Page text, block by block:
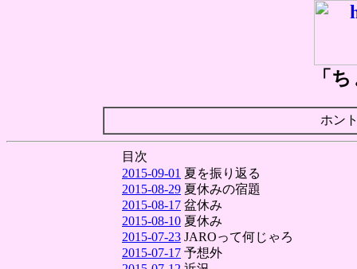
「
ホン
目次
2015-09-01 夏を振り返る
2015-08-29 夏休みの宿題
2015-08-17 盆休み
2015-08-10 夏休み
2015-07-23 JAROって何じゃろ
2015-07-17 予想外